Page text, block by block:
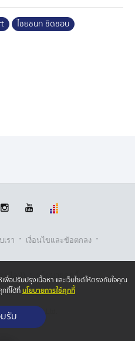
ไชยชนก ชิดชอบ
เรา · เงื่อนไขและข้อตกลง ·
ไลน์) · นโยบายคุกกี้ ·
& T.V. Co.,Ltd.
พื่อปรับปรุงเนื้อหา และเว็บไซต์ให้ตรงกับใจคุณ
กี้ได้ที่นโยบายการใช้คุกกี้
รับ